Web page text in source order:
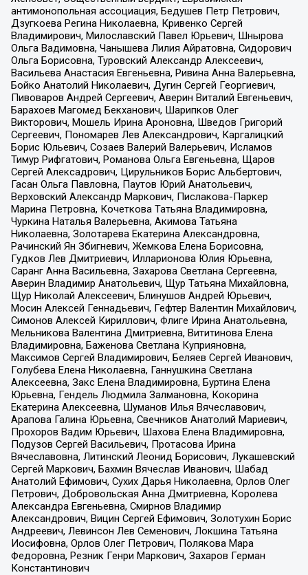
антимонопольная ассоциация, Бедушев Петр Петрович,
Дзугкоева Регина Николаевна, Кривенко Сергей
Владимирович, Милославский Павел Юрьевич, Шнырова
Ольга Вадимовна, Чанышева Лилия Айратовна, Сидорович
Ольга Борисовна, Туровский Александр Алексеевич,
Васильева Анастасия Евгеньевна, Ривина Анна Валерьевна,
Бойко Анатолий Николаевич, Дугин Сергей Георгиевич,
Пивоваров Андрей Сергеевич, Аверин Виталий Евгеньевич,
Барахоев Магомед Бекханович, Шарипков Олег
Викторович, Мошель Ирина Ароновна, Шведов Григорий
Сергеевич, Пономарев Лев Александрович, Каргалицкий
Борис Юльевич, Созаев Валерий Валерьевич, Исламов
Тимур Рифгатович, Романова Ольга Евгеньевна, Щаров
Сергей Алексадрович, Цирульников Борис Альбертович,
Гасан Ольга Павловна, Паутов Юрий Анатольевич,
Верховский Александр Маркович, Пислакова-Паркер
Марина Петровна, Кочеткова Татьяна Владимировна,
Чуркина Наталья Валерьевна, Акимова Татьяна
Николаевна, Золотарева Екатерина Александровна,
Рачинский Ян Збигневич, Жемкова Елена Борисовна,
Гудков Лев Дмитриевич, Илларионова Юлия Юрьевна,
Саранг Анна Васильевна, Захарова Светлана Сергеевна,
Аверин Владимир Анатольевич, Щур Татьяна Михайловна,
Щур Николай Алексеевич, Блинушов Андрей Юрьевич,
Мосин Алексей Геннадьевич, Гефтер Валентин Михайлович,
Симонов Алексей Кириллович, Флиге Ирина Анатольевна,
Мельникова Валентина Дмитриевна, Вититинова Елена
Владимировна, Баженова Светлана Куприяновна,
Максимов Сергей Владимирович, Беляев Сергей Иванович,
Голубева Елена Николаевна, Ганнушкина Светлана
Алексеевна, Закс Елена Владимировна, Буртина Елена
Юрьевна, Гендель Людмила Залмановна, Кокорина
Екатерина Алексеевна, Шуманов Илья Вячеславович,
Арапова Галина Юрьевна, Свечников Анатолий Мариевич,
Прохоров Вадим Юрьевич, Шахова Елена Владимировна,
Подузов Сергей Васильевич, Протасова Ирина
Вячеславовна, Литинский Леонид Борисович, Лукашевский
Сергей Маркович, Бахмин Вячеслав Иванович, Шабад
Анатолий Ефимович, Сухих Дарья Николаевна, Орлов Олег
Петрович, Добровольская Анна Дмитриевна, Королева
Александра Евгеньевна, Смирнов Владимир
Александрович, Вицин Сергей Ефимович, Золотухин Борис
Андреевич, Левинсон Лев Семенович, Локшина Татьяна
Иосифовна, Орлов Олег Петрович, Полякова Мара
Федоровна, Резник Генри Маркович, Захаров Герман
Константинович